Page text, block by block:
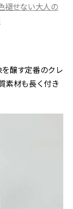
褪せない大人の
醸す定番のクレ
素材も長く付き